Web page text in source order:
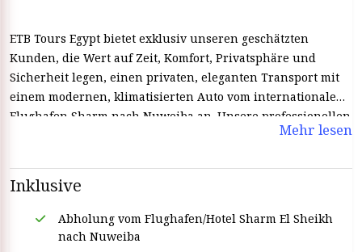
ETB Tours Egypt bietet exklusiv unseren geschätzten
Kunden, die Wert auf Zeit, Komfort, Privatsphäre und
Sicherheit legen, einen privaten, eleganten Transport mit
einem modernen, klimatisierten Auto vom internationalen
Flughafen Sharm nach Nuweiba an. Unsere professionellen
Mitarbeiter werden Sie dann am internationalen Flughafen
reibungslos zu Ihrem Hotel in Nuweiba. Unsere
berufsqualifizierten Fahrer werden Sie sicher fahren.
Machen Sie sich überhaupt keine Sorgen um die Straße, Sie
müssen sich nicht um Taxifahrer kümmern oder sich mit
Mehr lesen
Inklusive
Abholung vom Flughafen/Hotel Sharm El Sheikh
nach Nuweiba